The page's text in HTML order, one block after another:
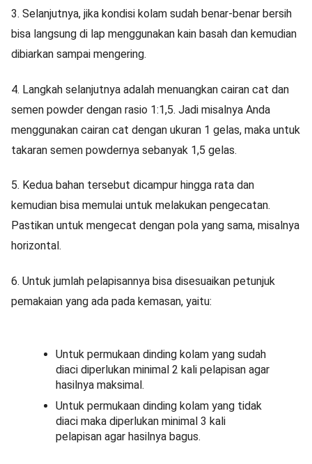
3. Selanjutnya, jika kondisi kolam sudah benar-benar bersih
bisa langsung di lap menggunakan kain basah dan kemudian
dibiarkan sampai mengering.
4. Langkah selanjutnya adalah menuangkan cairan cat dan
semen powder dengan rasio 1:1,5. Jadi misalnya Anda
menggunakan cairan cat dengan ukuran 1 gelas, maka untuk
takaran semen powdernya sebanyak 1,5 gelas.
5. Kedua bahan tersebut dicampur hingga rata dan
kemudian bisa memulai untuk melakukan pengecatan.
Pastikan untuk mengecat dengan pola yang sama, misalnya
horizontal.
6. Untuk jumlah pelapisannya bisa disesuaikan petunjuk
pemakaian yang ada pada kemasan, yaitu:
Untuk permukaan dinding kolam yang sudah
diaci diperlukan minimal 2 kali pelapisan agar
hasilnya maksimal.
Untuk permukaan dinding kolam yang tidak
diaci maka diperlukan minimal 3 kali
pelapisan agar hasilnya bagus.